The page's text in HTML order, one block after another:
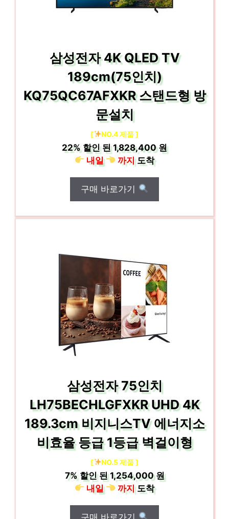
삼성전자 4K QLED TV
189cm(75인치)
KQ75QC67AFXKR 스탠드형 방
문설치
[ NO.4 제품 ]
22% 할인 된1,828,400 원
내일
까지도착
구매 바로가기
삼성전자 75인치
LH75BECHLGFXKR UHD 4K
189.3cm 비지니스TV 에너지소
비효율 등급 1등급 벽걸이형
[ NO.5 제품 ]
7%할인 된1,254,000 원
내일
까지도착
구매 바로가기